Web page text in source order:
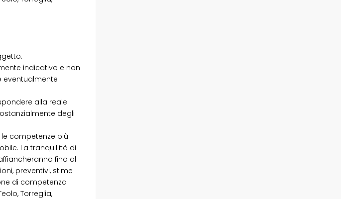
indicativo e non
eventualmente
alla reale
degli
competenze più
La tranquillità di
fino al
preventivi, stime
di competenza
Torreglia,